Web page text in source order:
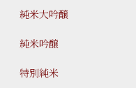
純米大吟醸
純米吟醸
特別純米